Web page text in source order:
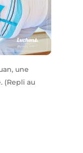
une
(Repli au